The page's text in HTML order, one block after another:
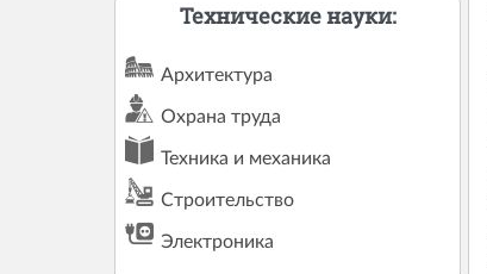
Технические науки:
Архитектура
Охрана труда
Техника и механика
Строительство
Электроника